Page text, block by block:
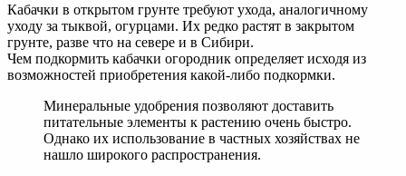
Кабачки в открытом грунте требуют ухода, аналогичному
уходу за тыквой, огурцами. Их редко растят в закрытом
грунте, разве что на севере и в Сибири.
Чем подкормить кабачки огородник определяет исходя из
возможностей приобретения какой-либо подкормки.
Минеральные удобрения позволяют доставить
питательные элементы к растению очень быстро.
Однако их использование в частных хозяйствах не
нашло широкого распространения.